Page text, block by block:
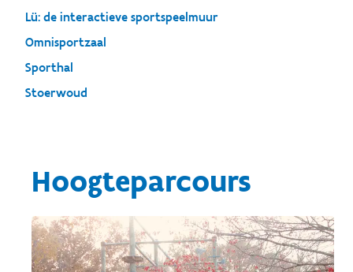
Lü: de interactieve sportspeelmuur
Omnisportzaal
Sporthal
Stoerwoud
Hoogteparcours